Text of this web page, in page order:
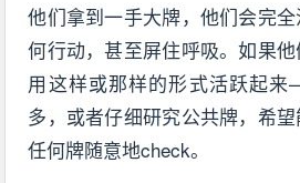
他们拿到一手大牌，他们会完
何行动，甚至屏住呼吸。如果
用这样或那样的形式活跃起
多，或者仔细研究公共牌，希
任何牌随意地check。